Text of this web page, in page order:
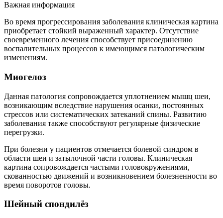
Важная информация
Во время прогрессирования заболевания клиническая картина
приобретает стойкий выраженный характер. Отсутствие
своевременного лечения способствует присоединению
воспалительных процессов к имеющимся патологическим
изменениям.
Миогелоз
Данная патология сопровождается уплотнением мышц шеи,
возникающим вследствие нарушения осанки, постоянных
стрессов или систематических затеканий спины. Развитию
заболевания также способствуют регулярные физические
перегрузки.
При болезни у пациентов отмечается болевой синдром в
области шеи и затылочной части головы. Клиническая
картина сопровождается частыми головокружениями,
скованностью движений и возникновением болезненности во
время поворотов головы.
Шейный спондилёз